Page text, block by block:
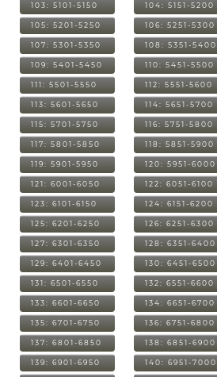
103: 5101-5150 104: 5151-5200
105: 5201-5250 106: 5251-5300
107: 5301-5350 108: 5351-5400
109: 5401-5450 110: 5451-5500
111: 5501-5550 112: 5551-5600
113: 5601-5650 114: 5651-5700
115: 5701-5750 116: 5751-5800
117: 5801-5850 118: 5851-5900
119: 5901-5950 120: 5951-6000
121: 6001-6050 122: 6051-6100
123: 6101-6150 124: 6151-6200
125: 6201-6250 126: 6251-6300
127: 6301-6350 128: 6351-6400
129: 6401-6450 130: 6451-6500
131: 6501-6550 132: 6551-6600
133: 6601-6650 134: 6651-6700
135: 6701-6750 136: 6751-6800
137: 6801-6850 138: 6851-6900
139: 6901-6950 140: 6951-7000